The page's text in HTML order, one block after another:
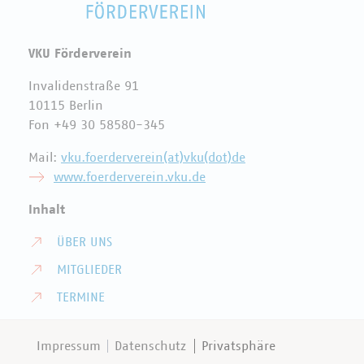
VKU Förderverein
Invalidenstraße 91
10115 Berlin
Fon +49 30 58580-345
Mail: vku.foerderverein(at)vku(dot)de
www.foerderverein.vku.de
Inhalt
ÜBER UNS
MITGLIEDER
TERMINE
Impressum Datenschutz Privatsphäre